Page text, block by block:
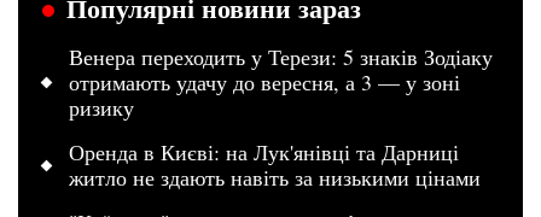
Популярні новини зараз
Венера переходить у Терези: 5 знаків Зодіаку
отримають удачу до вересня, а 3 — у зоні
ризику
Оренда в Києві: на Лук'янівці та Дарниці
житло не здають навіть за низькими цінами